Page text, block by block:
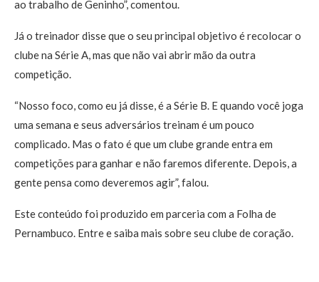
ao trabalho de Geninho”, comentou.
Já o treinador disse que o seu principal objetivo é recolocar o
clube na Série A, mas que não vai abrir mão da outra
competição.
“Nosso foco, como eu já disse, é a Série B. E quando você joga
uma semana e seus adversários treinam é um pouco
complicado. Mas o fato é que um clube grande entra em
competições para ganhar e não faremos diferente. Depois, a
gente pensa como deveremos agir”, falou.
Este conteúdo foi produzido em parceria com a Folha de
Pernambuco. Entre e saiba mais sobre seu clube de coração.